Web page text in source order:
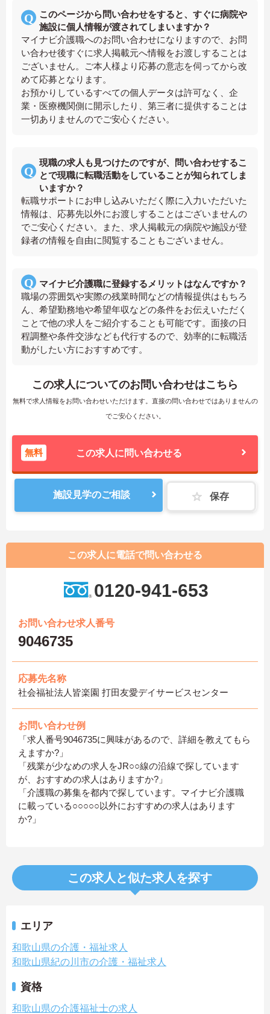
このページから問い合わせをすると、すぐに病院や
施設に個人情報が渡されてしまいますか？
マイナビ介護職へのお問い合わせになりますので、お問
い合わせ後すぐに求人掲載元へ情報をお渡しすることは
ございません。ご本人様より応募の意志を伺ってから改
めて応募となります。
お預かりしているすべての個人データは許可なく、企
業・医療機関側に開示したり、第三者に提供することは
一切ありませんのでご安心ください。
現職の求人も見つけたのですが、問い合わせするこ
とで現職に転職活動をしていることが知られてしま
いますか？
転職サポートにお申し込みいただく際に入力いただいた
情報は、応募先以外にお渡しすることはございませんの
でご安心ください。また、求人掲載元の病院や施設が登
録者の情報を自由に閲覧することもございません。
マイナビ介護職に登録するメリットはなんですか？
職場の雰囲気や実際の残業時間などの情報提供はもちろ
ん、希望勤務地や希望年収などの条件をお伝えいただく
ことで他の求人をご紹介することも可能です。面接の日
程調整や条件交渉なども代行するので、効率的に転職活
動がしたい方におすすめです。
この求人についてのお問い合わせはこちら
無料で求人情報をお問い合わせいただけます。直接の問い合わせではありませんの
でご安心ください。
無料 この求人に問い合わせる
施設見学のご相談 保存
この求人に電話で問い合わせる
0120-941-653
お問い合わせ求人番号
9046735
応募先名称
社会福祉法人皆楽園 打田友愛デイサービスセンター
お問い合わせ例
「求人番号9046735に興味があるので、詳細を教えてもら
えますか?」
「残業が少なめの求人をJR○○線の沿線で探しています
が、おすすめの求人はありますか?」
「介護職の募集を都内で探しています。マイナビ介護職
に載っている○○○○○以外におすすめの求人はあります
か?」
この求人と似た求人を探す
エリア
和歌山県の介護・福祉求人
和歌山県紀の川市の介護・福祉求人
資格
和歌山県の介護福祉士の求人